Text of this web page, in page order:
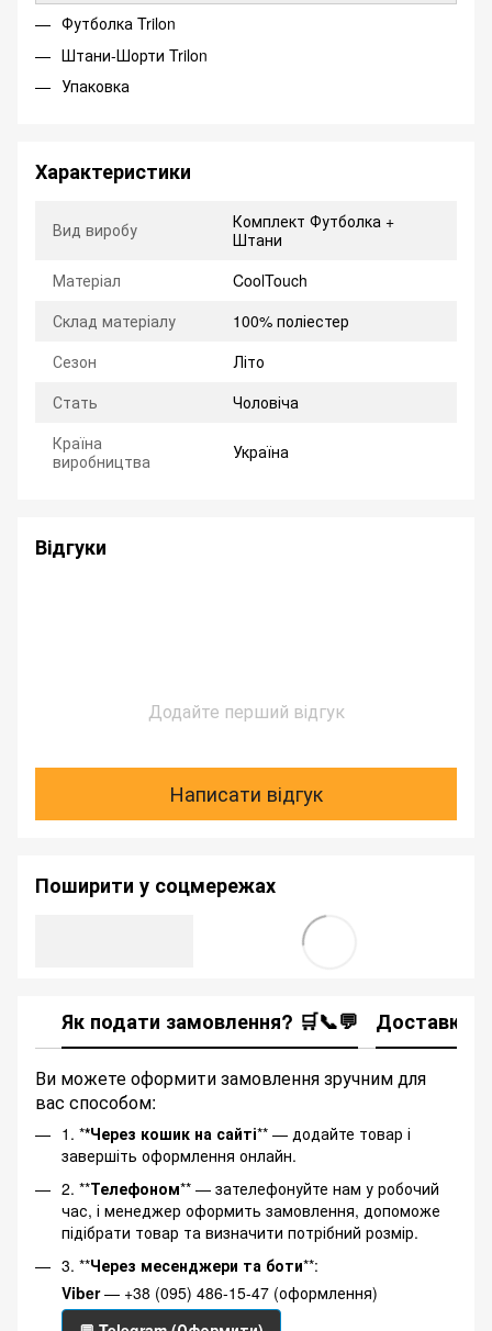
Футболка Trilon
Штани-Шорти Trilon
Упаковка
Характеристики
Вид виробу
Комплект Футболка +
Штани
Матеріал
CoolTouch
Склад матеріалу
100% поліестер
Сезон
Літо
Стать
Чоловіча
Країна
виробництва
Україна
Відгуки
Додайте перший відгук
Написати відгук
Поширити у соцмережах
Як подати замовлення? 🛒📞💬 Доставка
Ви можете оформити замовлення зручним для
вас способом:
1. **Через кошик на сайті** — додайте товар і
завершіть оформлення онлайн.
2. **Телефоном** — зателефонуйте нам у робочий
час, і менеджер оформить замовлення, допоможе
підібрати товар та визначити потрібний розмір.
3. **Через месенджери та боти**:
Viber— +38 (095) 486-15-47 (оформлення)